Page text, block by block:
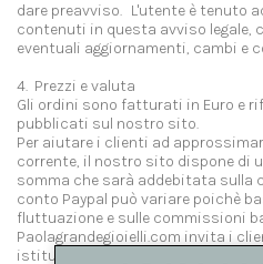
dare preavviso. L'utente è tenuto
contenuti in questa avviso legale,
eventuali aggiornamenti, cambi e
4. Prezzi e valuta
Gli ordini sono fatturati in Euro e
pubblicati sul nostro sito.
Per aiutare i clienti ad
corrente, il nostro sito dispone di
somma che sarà addebitata sulla
conto Paypal può variare poichè
fluttuazione e sulle commissioni
Paolagrandegioielli.com invita i
istituto bancario per richiedere